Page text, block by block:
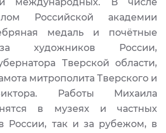
Российской академии
медаль и почётные
художников России,
Тверской области,
митрополита Тверского и
Работы Михаила
в музеях и частных
России, так и за рубежом, в